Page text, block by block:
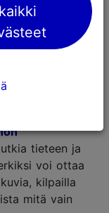
tieteen ja
voi ottaa
kilpailla
mitä vain
kaikki